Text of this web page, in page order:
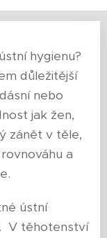
hygienu?
důležitější
nebo
jak žen,
zánět v těle,
a
ústní
V těhotenství